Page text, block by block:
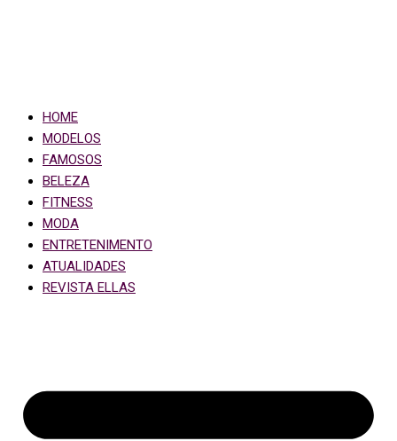
HOME
MODELOS
FAMOSOS
BELEZA
FITNESS
MODA
ENTRETENIMENTO
ATUALIDADES
REVISTA ELLAS